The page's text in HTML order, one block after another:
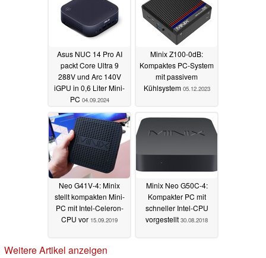
Asus NUC 14 Pro AI
packt Core Ultra 9
288V und Arc 140V
iGPU in 0,6 Liter Mini-
PC 04.09.2024
Minix Z100-0dB:
Kompaktes PC-System
mit passivem
Kühlsystem 05.12.2023
Neo G41V-4: Minix
stellt kompakten Mini-
PC mit Intel-Celeron-
CPU vor 15.09.2019
Minix Neo G50C-4:
Kompakter PC mit
schneller Intel-CPU
vorgestellt 30.08.2018
Weitere Artikel anzeigen